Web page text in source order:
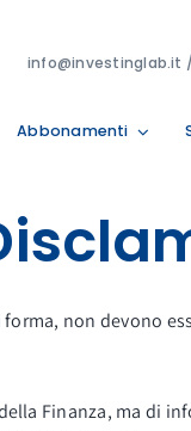
info@investinglab.it
Abbonamenti
non devono
Finanza, ma di